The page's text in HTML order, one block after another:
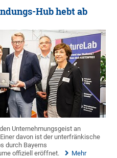
Hub hebt ab
Unternehmungsgeist an
davon ist der unterfränkische
durch Bayerns
offiziell eröffnet.
Mehr